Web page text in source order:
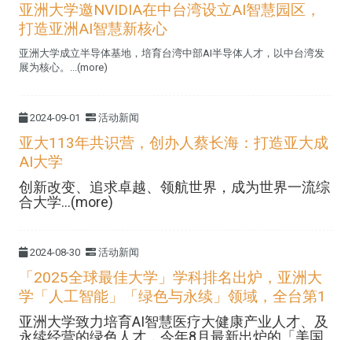
亚洲大学邀NVIDIA在中台湾设立AI智慧园区，
打造亚洲AI智慧新核心
亚洲大学成立半导体基地，培育台湾中部AI半导体人才，以中台湾发
展为核心。...(more)
2024-09-01 活动新闻
亚大113年共识营，创办人蔡长海：打造亚大成
AI大学
创新改变、追求卓越、领航世界，成为世界一流综
合大学...(more)
2024-08-30 活动新闻
「2025全球最佳大学」学科排名出炉，亚洲大
学「人工智能」「绿色与永续」领域，全台第1
亚洲大学致力培育AI智慧医疗大健康产业人才、及
永续经营的绿色人才，今年8月最新出炉的「美国